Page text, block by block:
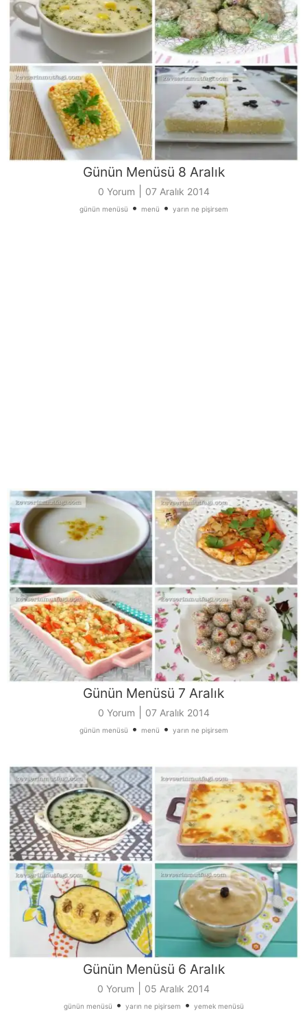
Günün Menüsü 8 Aralık
0 Yorum 07 Aralık 2014
günün menüsü • menü • yarın ne pişirsem
Günün Menüsü 7 Aralık
0 Yorum 07 Aralık 2014
günün menüsü • menü • yarın ne pişirsem
Günün Menüsü 6 Aralık
0 Yorum 05 Aralık 2014
günün menüsü • yarın ne pişirsem • yemek menüsü